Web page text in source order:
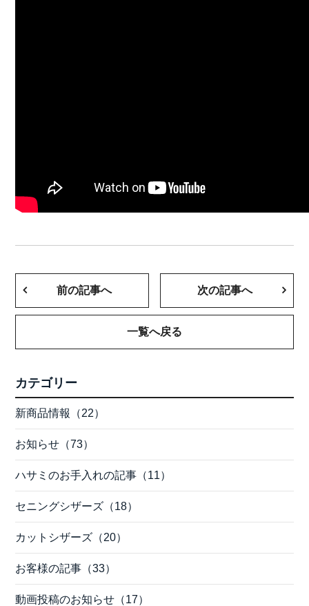
前の記事へ
一覧へ戻る
次の記事へ
カテゴリー
新商品情報（22）
お知らせ（73）
ハサミのお手入れの記事（11）
セニングシザーズ（18）
カットシザーズ（20）
お客様の記事（33）
動画投稿のお知らせ（17）